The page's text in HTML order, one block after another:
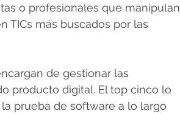
o profesionales que manipulan
TICs más buscados por las
de gestionar las
producto digital. El top cinco lo
prueba de software a lo largo